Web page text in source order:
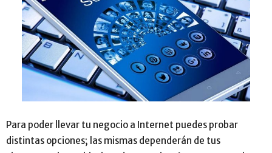
Para poder llevar tu negocio a Internet puedes probar
distintas opciones; las mismas dependerán de tus